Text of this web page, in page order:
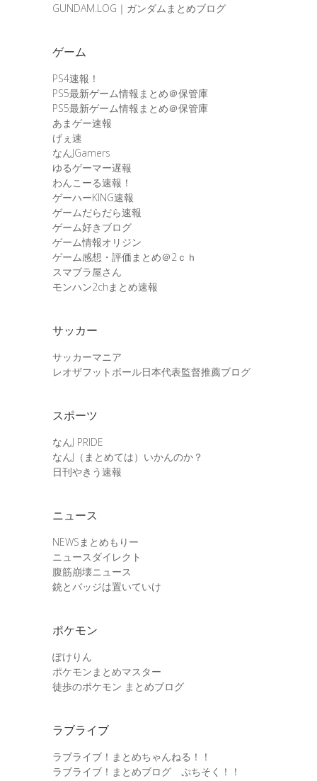
GUNDAM.LOG｜ガンダムまとめブログ
ゲーム
PS4速報！
PS5最新ゲーム情報まとめ＠保管庫
PS5最新ゲーム情報まとめ＠保管庫
あまゲー速報
げぇ速
なんJGamers
ゆるゲーマー遅報
わんこーる速報！
ゲーハーKING速報
ゲームだらだら速報
ゲーム好きブログ
ゲーム情報オリジン
ゲーム感想・評価まとめ＠2ｃｈ
スマブラ屋さん
モンハン2chまとめ速報
サッカー
サッカーマニア
レオザフットボール日本代表監督推薦ブログ
スポーツ
なんJ PRIDE
なんJ（まとめては）いかんのか？
日刊やきう速報
ニュース
NEWSまとめもりー
ニュースダイレクト
腹筋崩壊ニュース
銃とバッジは置いていけ
ポケモン
ぽけりん
ポケモンまとめマスター
徒歩のポケモン まとめブログ
ラブライブ
ラブライブ！まとめちゃんねる！！
ラブライブ！まとめブログ ぷちそく！！